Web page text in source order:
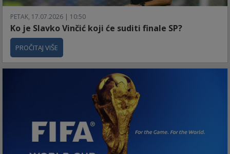
PETAK, 17.07.2026 | 10:50
Ko je Slavko Vinčić koji će suditi finale SP?
PROČITAJ VIŠE